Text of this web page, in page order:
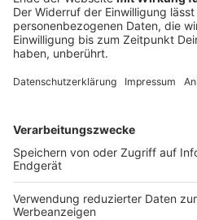
Video
Mehr
Management
Leben mit dem Klimawandel:
Der Beruf des
Anzeige